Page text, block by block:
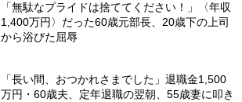
「無駄なプライドは捨ててください！」〈年収
1,400万円〉だった60歳元部長、20歳下の上司
から浴びた屈辱
「長い間、おつかれさまでした」退職金1,500
万円・60歳夫、定年退職の翌朝、55歳妻に叩き